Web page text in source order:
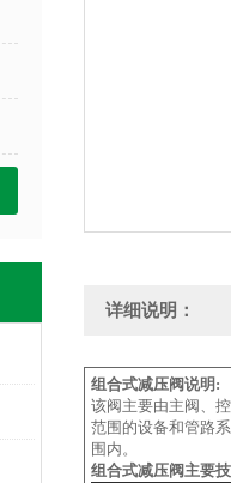
详细说明：
组合式减压阀说明:
该阀主要由主阀、
范围的设备和管路
围内。
组合式减压阀主要